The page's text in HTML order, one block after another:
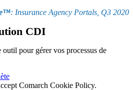
: Insurance Agency Portals, Q3 2020
CDI
pour gérer vos processus de
Comarch Cookie Policy.